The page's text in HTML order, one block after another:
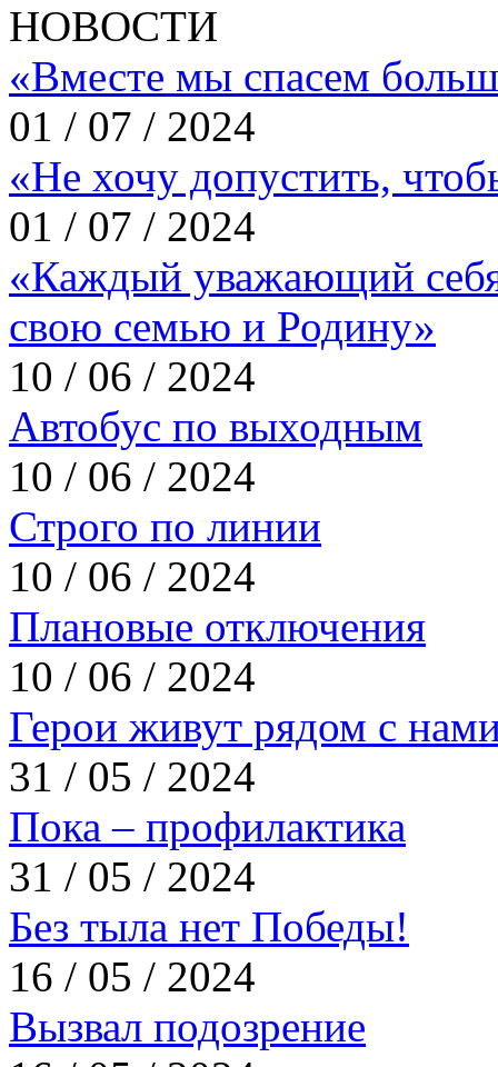
НОВОСТИ
«Вместе мы спасем
01 / 07 / 2024
«Не хочу допустить,
01 / 07 / 2024
«Каждый уважающий
свою семью и Родину»
10 / 06 / 2024
Автобус по выходным
10 / 06 / 2024
Строго по линии
10 / 06 / 2024
Плановые отключения
10 / 06 / 2024
Герои живут рядом с
31 / 05 / 2024
Пока – профилактика
31 / 05 / 2024
Без тыла нет Победы!
16 / 05 / 2024
Вызвал подозрение